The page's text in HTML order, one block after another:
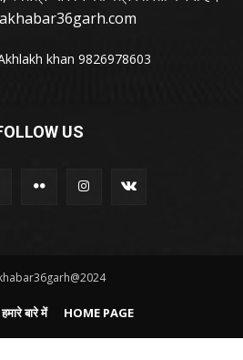
khan 9826978603
US
हमारे बारे में HOME PAGE